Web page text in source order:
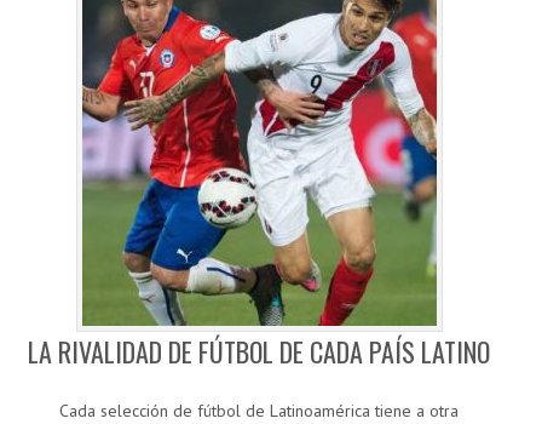
LA RIVALIDAD DE FÚTBOL DE CADA PAÍS LATINO
Cada selección de fútbol de Latinoamérica tiene a otra